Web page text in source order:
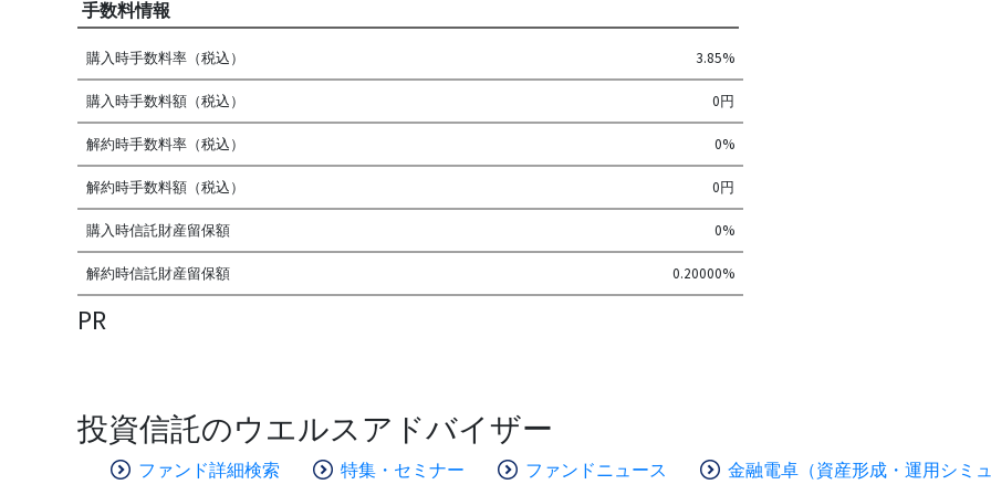
手数料情報
購入時手数料率（税込） 3.85%
購入時手数料額（税込） 0円
解約時手数料率（税込） 0%
解約時手数料額（税込） 0円
購入時信託財産留保額 0%
解約時信託財産留保額 0.20000%
PR
投資信託のウエルスアドバイザー
ファンド詳細検索 特集・セミナー ファンドニュース 金融電卓（資産形成・運用シミ